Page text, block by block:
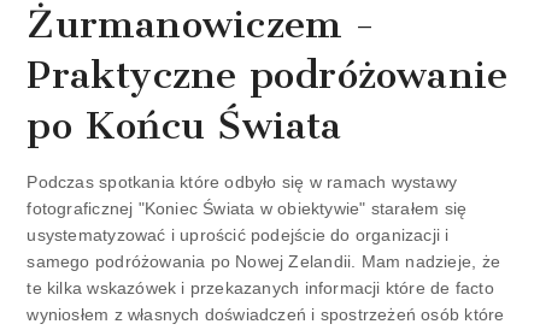
Żurmanowiczem -
Praktyczne podróżowanie
po Końcu Świata
Podczas spotkania które odbyło się w ramach wystawy
fotograficznej "Koniec Świata w obiektywie" starałem się
usystematyzować i uprościć podejście do organizacji i
samego podróżowania po Nowej Zelandii. Mam nadzieje, że
te kilka wskazówek i przekazanych informacji które de facto
wyniosłem z własnych doświadczeń i spostrzeżeń osób które